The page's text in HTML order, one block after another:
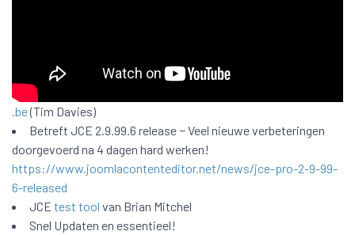
.be(Tim Davies)
Betreft JCE 2.9.99.6 release − Veel nieuwe verbeteringen
doorgevoerd na 4 dagen hard werken!
https://www.joomlacontenteditor.net/news/jce-pro-2-9-99-
6-released
JCE test tool van Brian Mitchel
Snel Updaten en essentieel!